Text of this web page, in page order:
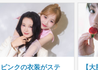
ピンクの衣装がステ 【